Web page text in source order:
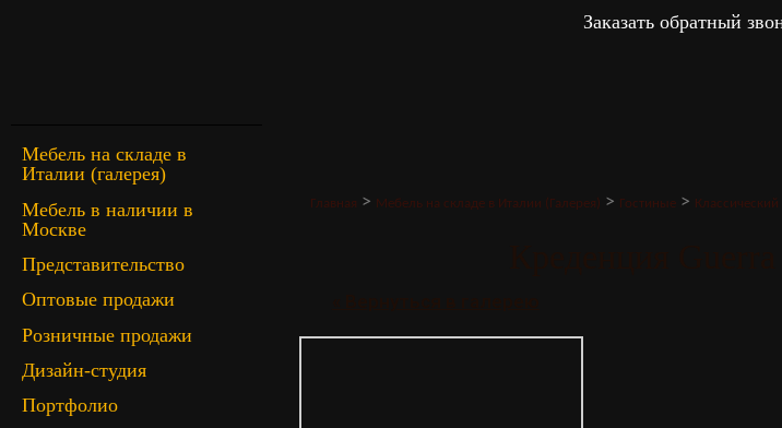
Заказать обратный
Мебель на складе в
Италии (галерея)
Мебель в наличии в
Москве
Представительство
Оптовые продажи
Розничные продажи
Дизайн-студия
Портфолио
Главная > Мебель на складе в Италии (Галерея) > Гостиные> Классический